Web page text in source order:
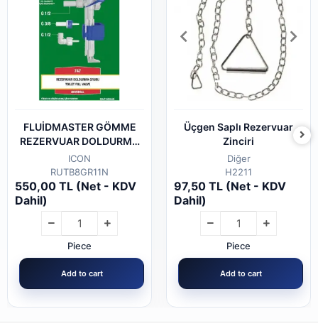
FLUİDMASTER GÖMME
REZERVUAR DOLDURMA
GRUBU ŞAMANDRA 747u-
042
ICON
RUTB8GR11N
550,00 TL (Net - KDV
Dahil)
Piece
Add to cart
Üçgen Saplı Rezervuar
Zinciri
Diğer
H2211
97,50 TL (Net - KDV
Dahil)
Piece
Add to cart